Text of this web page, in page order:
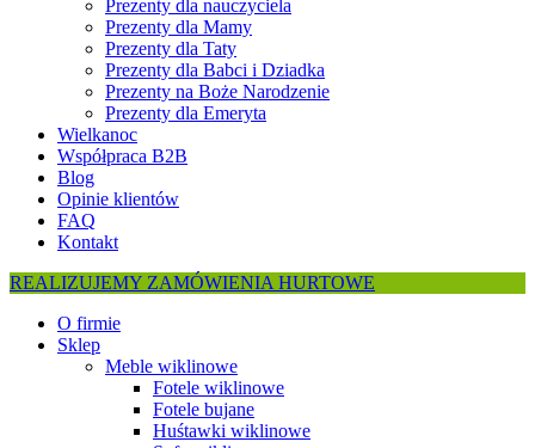
Prezenty dla nauczyciela
Prezenty dla Mamy
Prezenty dla Taty
Prezenty dla Babci i Dziadka
Prezenty na Boże Narodzenie
Prezenty dla Emeryta
Wielkanoc
Współpraca B2B
Blog
Opinie klientów
FAQ
Kontakt
REALIZUJEMY ZAMÓWIENIA HURTOWE
O firmie
Sklep
Meble wiklinowe
Fotele wiklinowe
Fotele bujane
Huśtawki wiklinowe